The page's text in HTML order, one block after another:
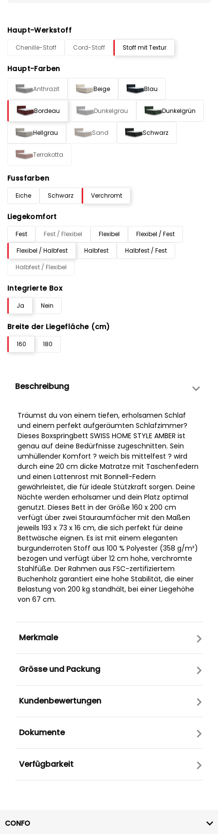
Haupt-Werkstoff
Chenille-Stoff Cord-Stoff Stoff mit Textur
Haupt-Farben
Anthrazit Beige Blau
Bordeau Dunkelgrau Dunkelgrün
Hellgrau Sand Schwarz
Terrakotta
Fussfarben
Eiche Schwarz Verchromt
Liegekomfort
Fest Fest / Flexibel Flexibel
Flexibel / Fest
Flexibel / Halbfest
Halbfest
Halbfest / Fest
Halbfest / Flexibel
Integrierte Box
Ja Nein
Breite der Liegefläche (cm)
160 180
Beschreibung
Träumst du von einem tiefen, erholsamen Schlaf
und einem perfekt aufgeräumten Schlafzimmer?
Dieses Boxspringbett SWISS HOME STYLE AMBER ist
genau auf deine Bedürfnisse zugeschnitten. Sein
umhüllender Komfort ? weich bis mittelfest ? wird
durch eine 20 cm dicke Matratze mit Taschenfedern
und einen Lattenrost mit Bonnell-Federn
gewährleistet, die für ideale Stützkraft sorgen. Deine
Nächte werden erholsamer und dein Platz optimal
genutzt. Dieses Bett in der Größe 160 x 200 cm
verfügt über zwei Stauraumfächer mit den Maßen
jeweils 193 x 73 x 16 cm, die sich perfekt für deine
Bettwäsche eignen. Es ist mit einem eleganten
burgunderroten Stoff aus 100 % Polyester (358 g/m²)
bezogen und verfügt über 12 cm hohe, verchromte
Stahlfüße. Der Rahmen aus FSC-zertifiziertem
Buchenholz garantiert eine hohe Stabilität, die einer
Belastung von 200 kg standhält, bei einer Liegehöhe
von 67 cm.
Merkmale
Grösse und Packung
Kundenbewertungen
Dokumente
Verfügbarkeit
CONFO